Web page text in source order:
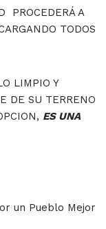
PROCEDERÁ A
TODOS
LIMPIO Y
DE SU TERRENO
ES UNA
un Pueblo Mejor